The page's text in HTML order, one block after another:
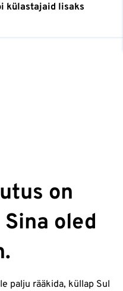
külastajaid lisaks
on
oled
palju rääkida, küllap Sul